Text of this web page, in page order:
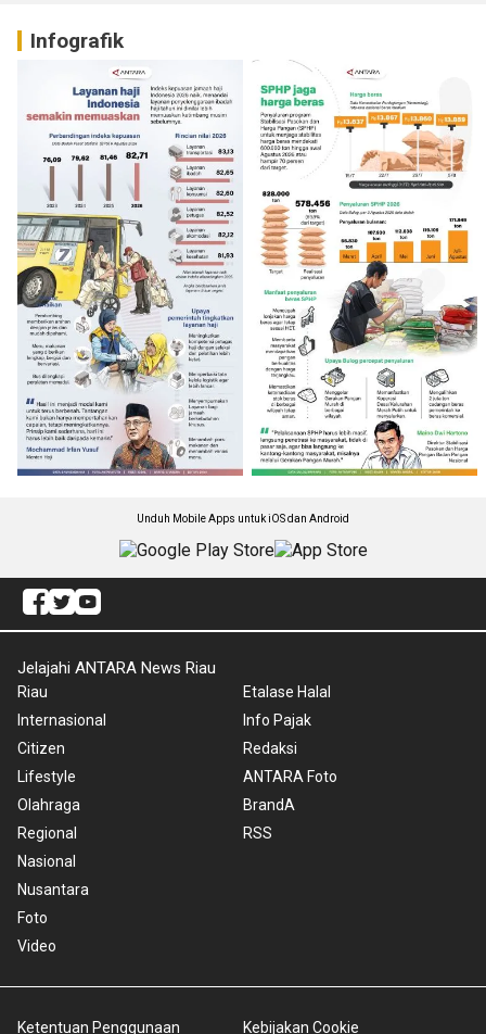
Infografik
Unduh Mobile Apps untuk iOS dan Android
Jelajahi ANTARA News Riau
Riau
Internasional
Citizen
Lifestyle
Olahraga
Regional
Nasional
Nusantara
Foto
Video
Etalase Halal
Info Pajak
Redaksi
ANTARA Foto
BrandA
RSS
Ketentuan Penggunaan Kebijakan Cookie